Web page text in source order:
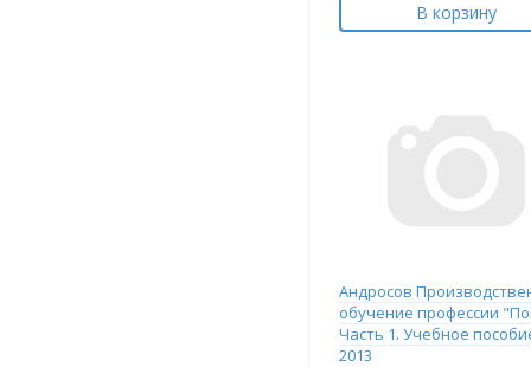
В корзину
Андросов
обучение профессии
Часть 1. Учебное
2013